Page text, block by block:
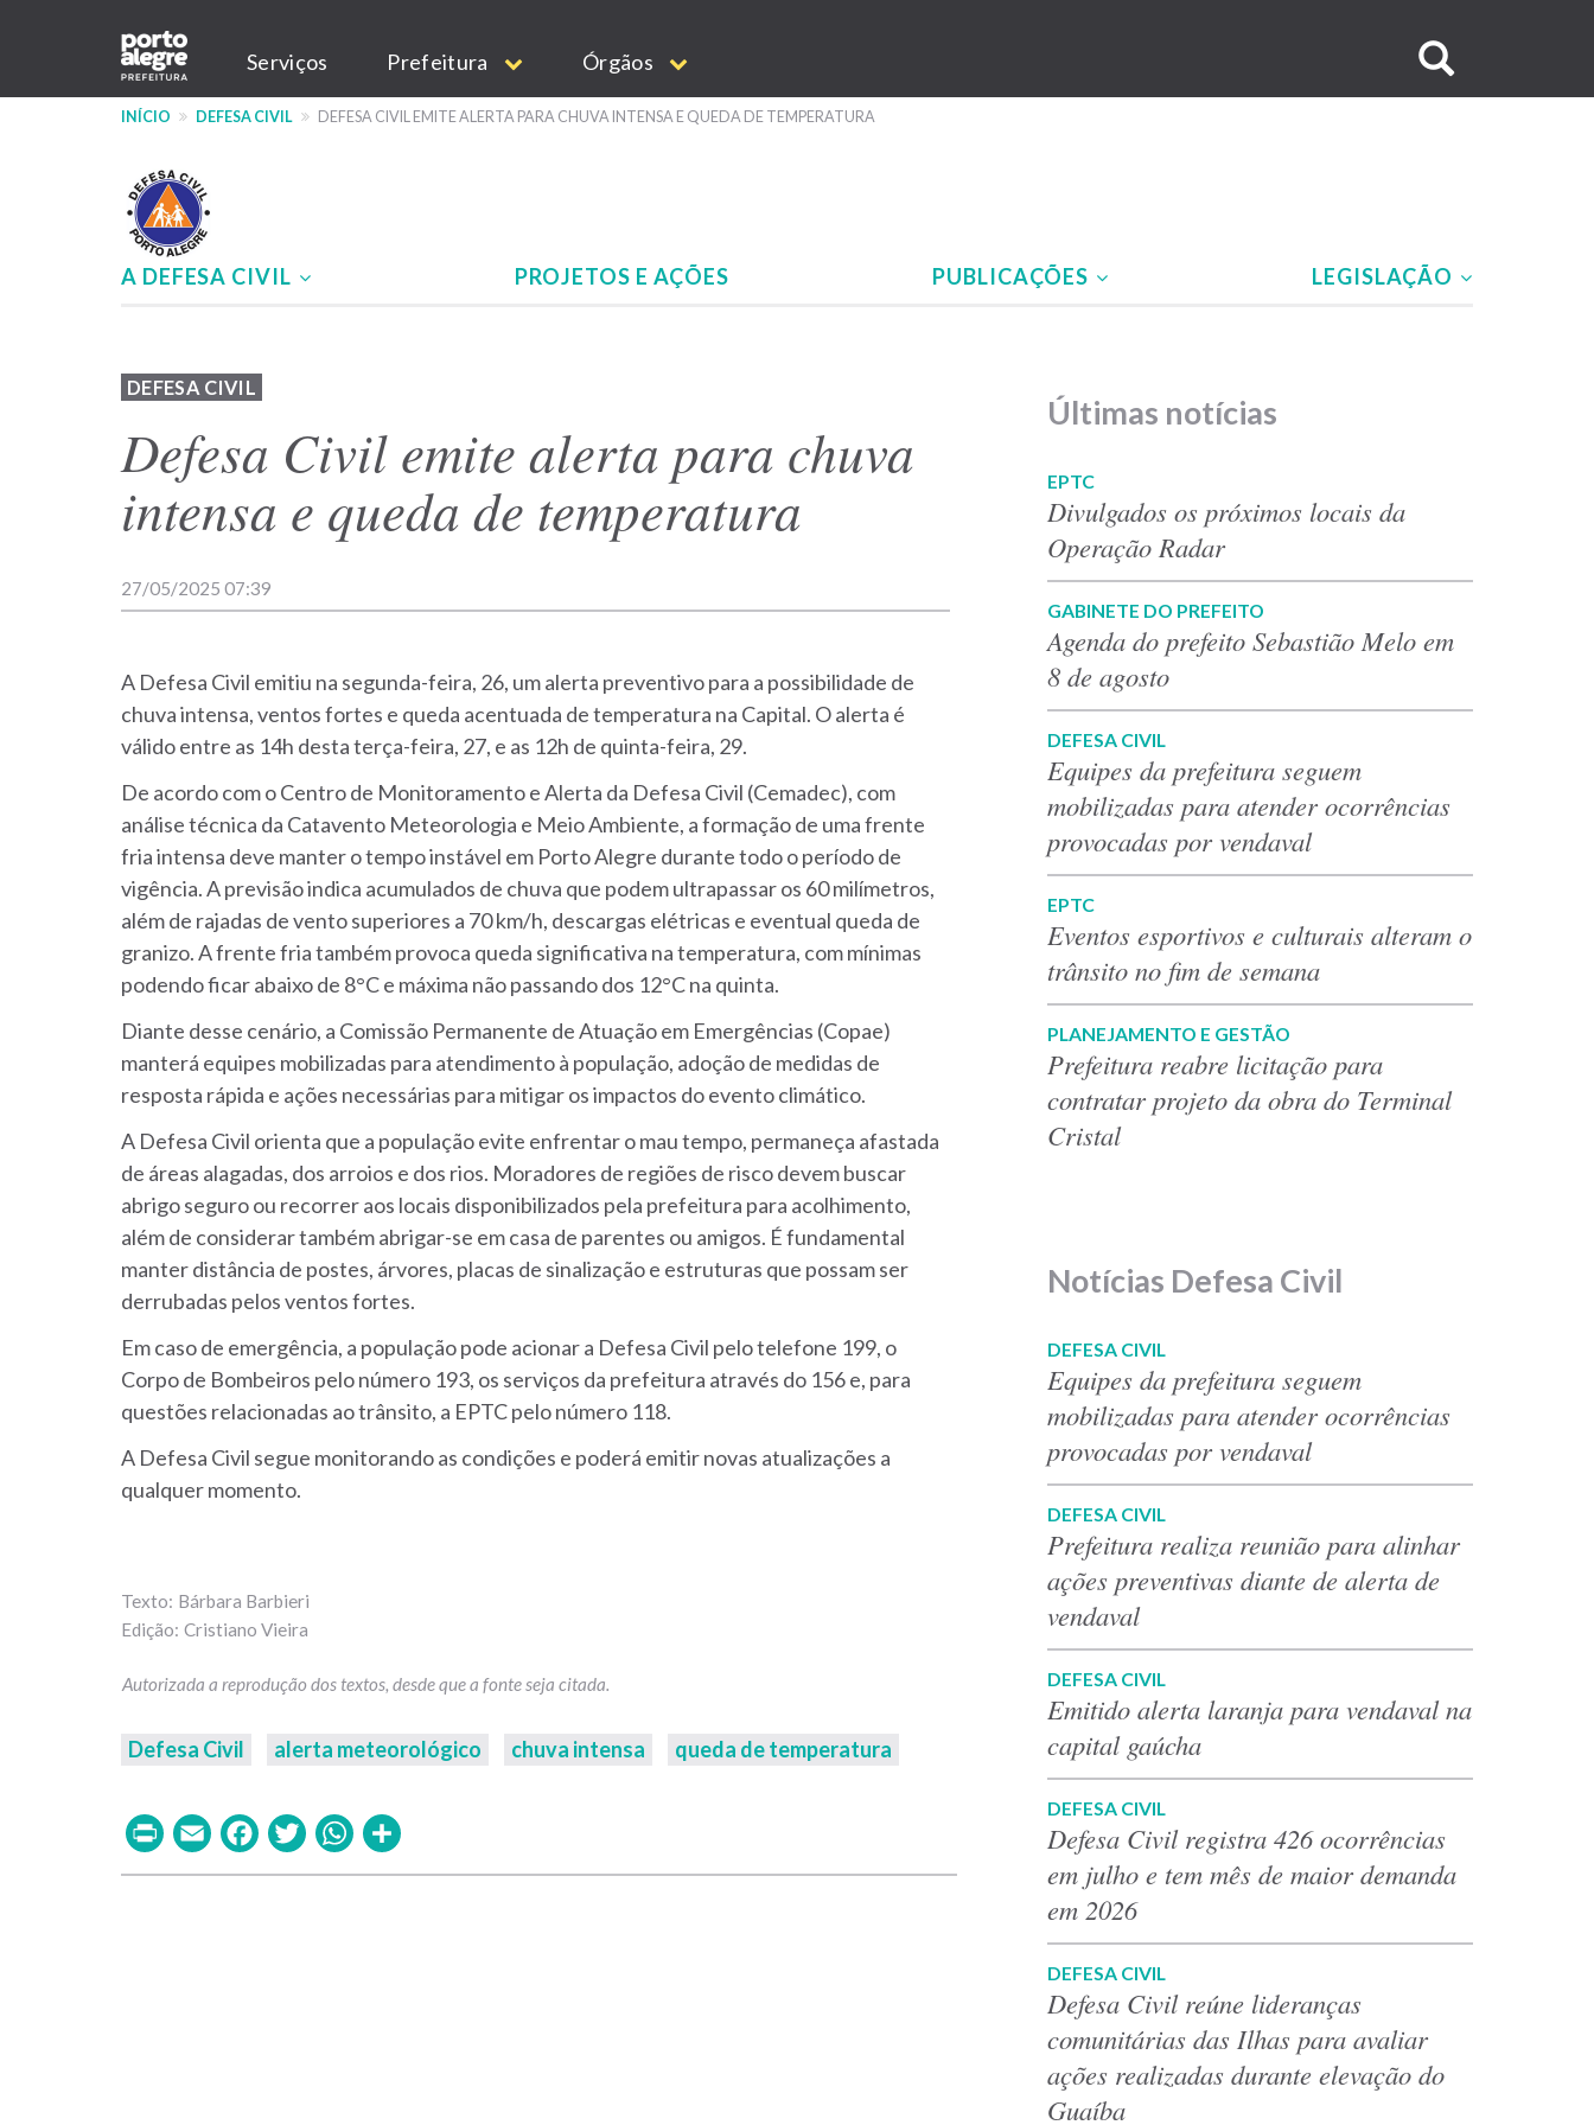
conteúdo
Main
navigation
Serviços Prefeitura Órgãos
no
INÍCIO DEFESA CIVIL DEFESA CIVIL EMITE ALERTA PARA CHUVA INTENSA E QUEDA DE TEMPERATURA
-
site
Defesa
Civil
A DEFESA CIVIL PROJETOS E AÇÕES PUBLICAÇÕES LEGISLAÇÃO
DEFESA CIVIL
Defesa Civil emite alerta para chuva
intensa e queda de temperatura
27/05/2025 07:39
A Defesa Civil emitiu na segunda-feira, 26, um alerta preventivo para a possibilidade de
chuva intensa, ventos fortes e queda acentuada de temperatura na Capital. O alerta é
válido entre as 14h desta terça-feira, 27, e as 12h de quinta-feira, 29.
De acordo com o Centro de Monitoramento e Alerta da Defesa Civil (Cemadec), com
análise técnica da Catavento Meteorologia e Meio Ambiente, a formação de uma frente
fria intensa deve manter o tempo instável em Porto Alegre durante todo o período de
vigência. A previsão indica acumulados de chuva que podem ultrapassar os 60 milímetros,
além de rajadas de vento superiores a 70 km/h, descargas elétricas e eventual queda de
granizo. A frente fria também provoca queda significativa na temperatura, com mínimas
podendo ficar abaixo de 8°C e máxima não passando dos 12°C na quinta.
Diante desse cenário, a Comissão Permanente de Atuação em Emergências (Copae)
manterá equipes mobilizadas para atendimento à população, adoção de medidas de
resposta rápida e ações necessárias para mitigar os impactos do evento climático.
A Defesa Civil orienta que a população evite enfrentar o mau tempo, permaneça afastada
de áreas alagadas, dos arroios e dos rios. Moradores de regiões de risco devem buscar
abrigo seguro ou recorrer aos locais disponibilizados pela prefeitura para acolhimento,
além de considerar também abrigar-se em casa de parentes ou amigos. É fundamental
manter distância de postes, árvores, placas de sinalização e estruturas que possam ser
derrubadas pelos ventos fortes.
Em caso de emergência, a população pode acionar a Defesa Civil pelo telefone 199, o
Corpo de Bombeiros pelo número 193, os serviços da prefeitura através do 156 e, para
questões relacionadas ao trânsito, a EPTC pelo número 118.
A Defesa Civil segue monitorando as condições e poderá emitir novas atualizações a
qualquer momento.
Bárbara Barbieri
Cristiano Vieira
Defesa Civil alerta meteorológico chuva intensa queda de temperatura
PrintEmailFacebook
TwitterWhatsApp
Últimas notícias
EPTC
Divulgados os próximos locais da
Operação Radar
GABINETE DO PREFEITO
Agenda do prefeito Sebastião Melo em
8 de agosto
DEFESA CIVIL
Equipes da prefeitura seguem
mobilizadas para atender ocorrências
provocadas por vendaval
EPTC
Eventos esportivos e culturais alteram o
trânsito no fim de semana
PLANEJAMENTO E GESTÃO
Prefeitura reabre licitação para
contratar projeto da obra do Terminal
Cristal
Notícias Defesa Civil
DEFESA CIVIL
Equipes da prefeitura seguem
mobilizadas para atender ocorrências
provocadas por vendaval
DEFESA CIVIL
Prefeitura realiza reunião para alinhar
ações preventivas diante de alerta de
vendaval
DEFESA CIVIL
Emitido alerta laranja para vendaval na
capital gaúcha
DEFESA CIVIL
Defesa Civil registra 426 ocorrências
em julho e tem mês de maior demanda
em 2026
DEFESA CIVIL
Defesa Civil reúne lideranças
comunitárias das Ilhas para avaliar
ações realizadas durante elevação do
Guaíba